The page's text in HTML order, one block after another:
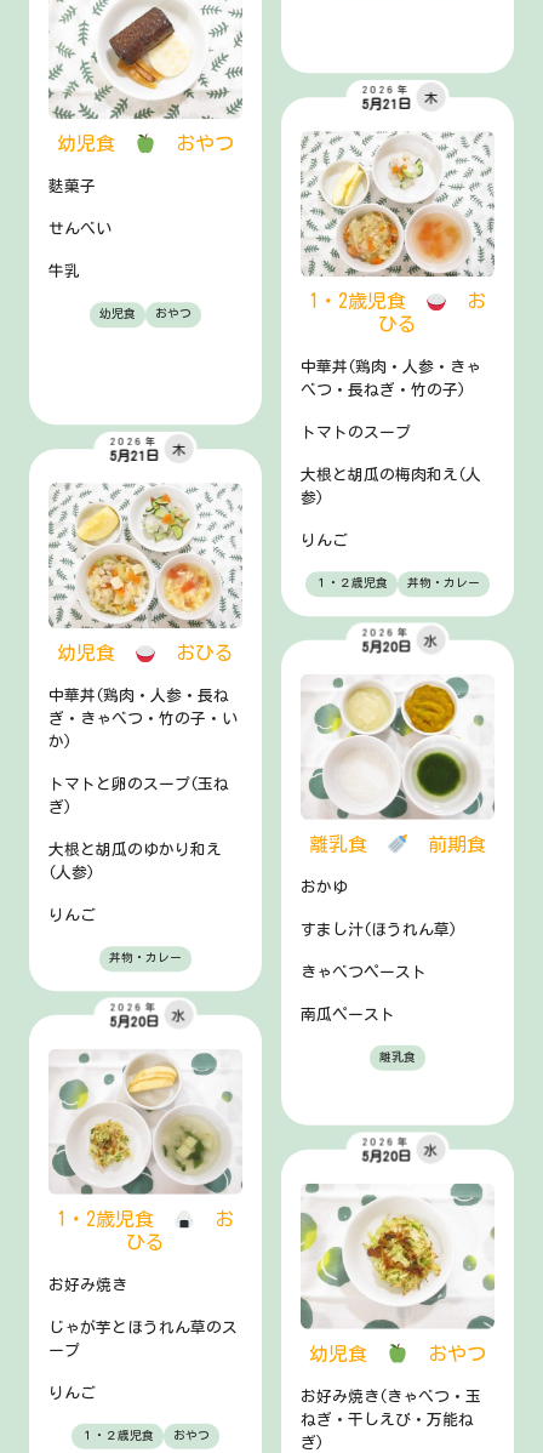
幼児食 おやつ
麩菓子
せんべい
牛乳
幼児食 おやつ
1・2歳児食
お
ひる
2026年
5月21日
木
中華丼(鶏肉・人参・きゃ
べつ・長ねぎ・竹の子)
トマトのスープ
大根と胡瓜の梅肉和え(人
参)
りんご
１・２歳児食 丼物・カレー
幼児食 おひる
2026年
5月21日
木
中華丼(鶏肉・人参・長ね
ぎ・きゃべつ・竹の子・い
か)
トマトと卵のスープ(玉ね
ぎ)
大根と胡瓜のゆかり和え
(人参)
りんご
丼物・カレー
離乳食 前期食
2026年
5月20日
水
おかゆ
すまし汁(ほうれん草)
きゃべつペースト
南瓜ペースト
離乳食
1・2歳児食
お
ひる
2026年
5月20日
水
お好み焼き
じゃが芋とほうれん草のス
ープ
りんご
１・２歳児食 おやつ
幼児食 おやつ
2026年
5月20日
水
お好み焼き(きゃべつ・玉
ねぎ・干しえび・万能ね
ぎ)